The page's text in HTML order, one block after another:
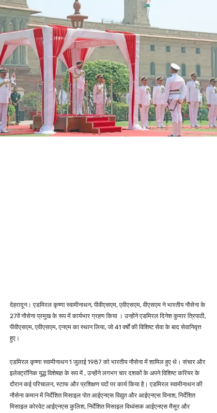
देहरादून। एडमिरल कृष्णा स्वामीनाथन, पीवीएसएम, एवीएसएम, वीएसएम ने भारतीय नौसेना के
27वें नौसेना प्रमुख के रूप में कार्यभार ग्रहण किया । उन्होंने एडमिरल दिनेश कुमार त्रिपाठी,
पीवीएसएम, एवीएसएम, एनएम का स्थान लिया, जो 41 वर्षों की विशिष्ट सेवा के बाद सेवानिवृत्त
हुए।
एडमिरल कृष्णा स्वामीनाथन 1 जुलाई 1987 को भारतीय नौसेना में शामिल हुए थे। संचार और
इलेक्ट्रॉनिक युद्ध विशेषज्ञ के रूप में , उन्होंने लगभग चार दशकों के अपने विशिष्ट करियर के
दौरान कई परिचालन, स्टाफ और प्रशिक्षण पदों पर कार्य किया है। एडमिरल स्वामीनाथन की
नौसेना कमान में निर्देशित मिसाइल पोत आईएनएस विद्युत और आईएनएस विनाश, निर्देशित
मिसाइल कोरवेट आईएनएस कुलिश, निर्देशित मिसाइल विध्वंसक आईएनएस मैसूर और